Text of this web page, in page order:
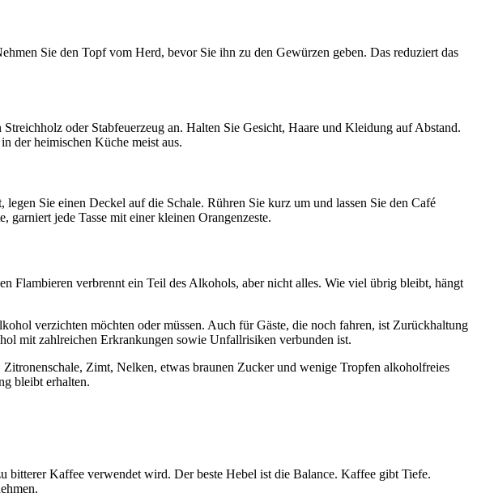
Sie den Topf vom Herd, bevor Sie ihn zu den Gewürzen geben. Das reduziert das
oder Stabfeuerzeug an. Halten Sie Gesicht, Haare und Kleidung auf Abstand.
der heimischen Küche meist aus.
Sie einen Deckel auf die Schale. Rühren Sie kurz um und lassen Sie den Café
jede Tasse mit einer kleinen Orangenzeste.
Flambieren verbrennt ein Teil des Alkohols, aber nicht alles. Wie viel übrig bleibt, hängt
verzichten möchten oder müssen. Auch für Gäste, die noch fahren, ist Zurückhaltung
mit zahlreichen Erkrankungen sowie Unfallrisiken verbunden ist.
Zimt, Nelken, etwas braunen Zucker und wenige Tropfen alkoholfreies
bleibt erhalten.
Kaffee verwendet wird. Der beste Hebel ist die Balance. Kaffee gibt Tiefe.